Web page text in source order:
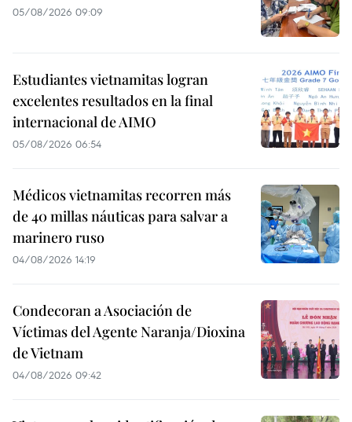
05/08/2026 09:09
Estudiantes vietnamitas logran
excelentes resultados en la final
internacional de AIMO
05/08/2026 06:54
Médicos vietnamitas recorren más
de 40 millas náuticas para salvar a
marinero ruso
04/08/2026 14:19
Condecoran a Asociación de
Víctimas del Agente Naranja/Dioxina
de Vietnam
04/08/2026 09:42